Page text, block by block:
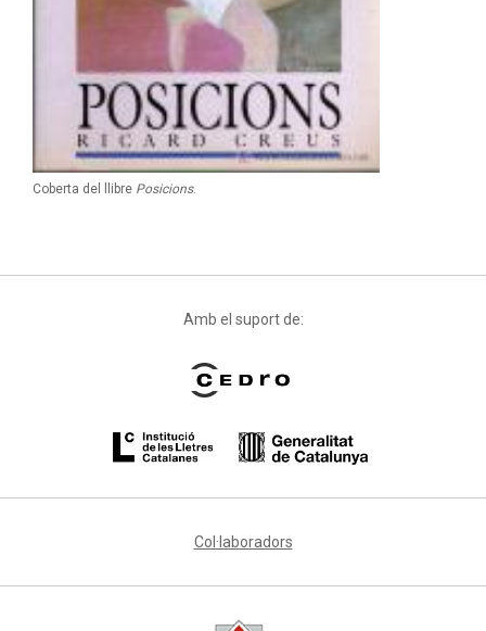
Coberta del llibre Posicions.
Amb el suport de:
Col·laboradors